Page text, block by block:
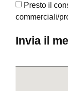
Presto il
commerciali/
Invia il